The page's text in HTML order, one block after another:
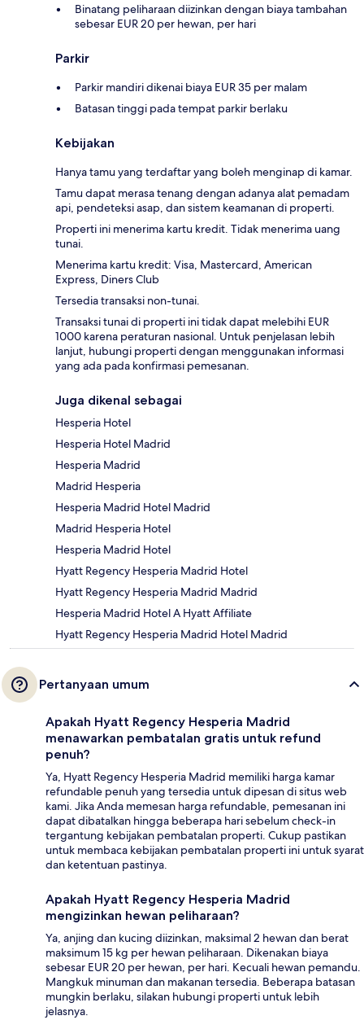
Binatang peliharaan diizinkan dengan biaya tambahan
sebesar EUR 20 per hewan, per hari
Parkir
Parkir mandiri dikenai biaya EUR 35 per malam
Batasan tinggi pada tempat parkir berlaku
Kebijakan
Hanya tamu yang terdaftar yang boleh menginap di kamar.
Tamu dapat merasa tenang dengan adanya alat pemadam
api, pendeteksi asap, dan sistem keamanan di properti.
Properti ini menerima kartu kredit. Tidak menerima uang
tunai.
Menerima kartu kredit: Visa, Mastercard, American
Express, Diners Club
Tersedia transaksi non-tunai.
Transaksi tunai di properti ini tidak dapat melebihi EUR
1000 karena peraturan nasional. Untuk penjelasan lebih
lanjut, hubungi properti dengan menggunakan informasi
yang ada pada konfirmasi pemesanan.
Juga dikenal sebagai
Hesperia Hotel
Hesperia Hotel Madrid
Hesperia Madrid
Madrid Hesperia
Hesperia Madrid Hotel Madrid
Madrid Hesperia Hotel
Hesperia Madrid Hotel
Hyatt Regency Hesperia Madrid Hotel
Hyatt Regency Hesperia Madrid Madrid
Hesperia Madrid Hotel A Hyatt Affiliate
Hyatt Regency Hesperia Madrid Hotel Madrid
Pertanyaan umum
Apakah Hyatt Regency Hesperia Madrid
menawarkan pembatalan gratis untuk refund
penuh?
Ya, Hyatt Regency Hesperia Madrid memiliki harga kamar
refundable penuh yang tersedia untuk dipesan di situs web
kami. Jika Anda memesan harga refundable, pemesanan ini
dapat dibatalkan hingga beberapa hari sebelum check-in
tergantung kebijakan pembatalan properti. Cukup pastikan
untuk membaca kebijakan pembatalan properti ini untuk syarat
dan ketentuan pastinya.
Apakah Hyatt Regency Hesperia Madrid
mengizinkan hewan peliharaan?
Ya, anjing dan kucing diizinkan, maksimal 2 hewan dan berat
maksimum 15 kg per hewan peliharaan. Dikenakan biaya
sebesar EUR 20 per hewan, per hari. Kecuali hewan pemandu.
Mangkuk minuman dan makanan tersedia. Beberapa batasan
mungkin berlaku, silakan hubungi properti untuk lebih
jelasnya.